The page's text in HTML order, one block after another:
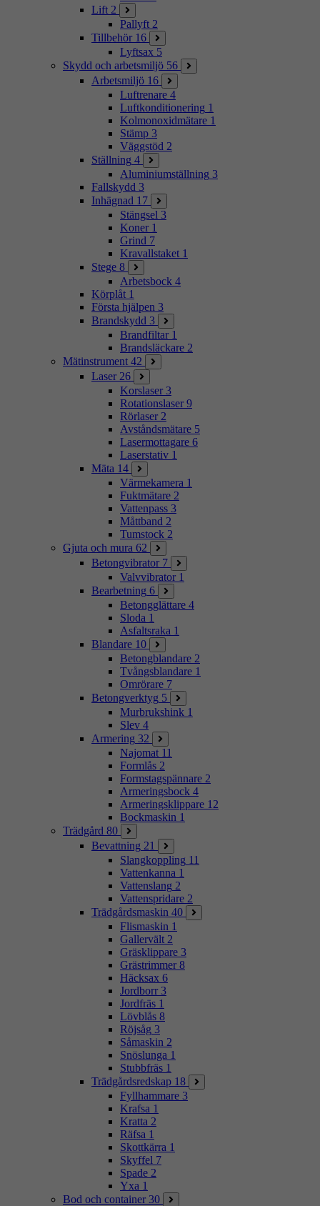
Lift 2
Pallyft 2
Tillbehör 16
Lyftsax 5
Skydd och arbetsmiljö 56
Arbetsmiljö 16
Luftrenare 4
Luftkonditionering 1
Kolmonoxidmätare 1
Stämp 3
Väggstöd 2
Ställning 4
Aluminiumställning 3
Fallskydd 3
Inhägnad 17
Stängsel 3
Koner 1
Grind 7
Kravallstaket 1
Stege 8
Arbetsbock 4
Körplåt 1
Första hjälpen 3
Brandskydd 3
Brandfiltar 1
Brandsläckare 2
Mätinstrument 42
Laser 26
Korslaser 3
Rotationslaser 9
Rörlaser 2
Avståndsmätare 5
Lasermottagare 6
Laserstativ 1
Mäta 14
Värmekamera 1
Fuktmätare 2
Vattenpass 3
Måttband 2
Tumstock 2
Gjuta och mura 62
Betongvibrator 7
Valvvibrator 1
Bearbetning 6
Betongglättare 4
Sloda 1
Asfaltsraka 1
Blandare 10
Betongblandare 2
Tvångsblandare 1
Omrörare 7
Betongverktyg 5
Murbrukshink 1
Slev 4
Armering 32
Najomat 11
Formlås 2
Formstagspännare 2
Armeringsbock 4
Armeringsklippare 12
Bockmaskin 1
Trädgård 80
Bevattning 21
Slangkoppling 11
Vattenkanna 1
Vattenslang 2
Vattenspridare 2
Trädgårdsmaskin 40
Flismaskin 1
Gallervält 2
Gräsklippare 3
Grästrimmer 8
Häcksax 6
Jordborr 3
Jordfräs 1
Lövblås 8
Röjsåg 3
Såmaskin 2
Snöslunga 1
Stubbfräs 1
Trädgårdsredskap 18
Fyllhammare 3
Krafsa 1
Kratta 2
Räfsa 1
Skottkärra 1
Skyffel 7
Spade 2
Yxa 1
Bod och container 30